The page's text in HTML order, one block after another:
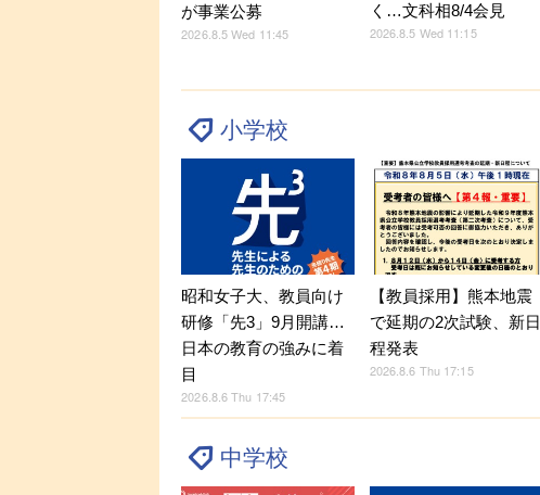
が事業公募
2026.8.5 Wed 11:45
く…文科相8/4会見
2026.8.5 Wed 11:15
小学校
昭和女子大、教員向け
研修「先3」9月開講…
日本の教育の強みに着
目
2026.8.6 Thu 17:45
【教員採用】熊本地震
で延期の2次試験、新日
程発表
2026.8.6 Thu 17:15
中学校